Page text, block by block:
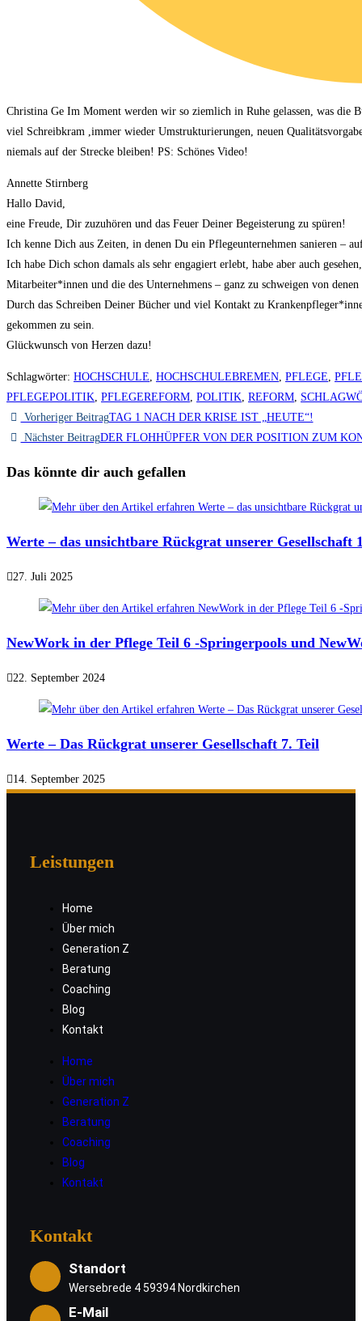
Christina Ge Im Moment werden wir so ziemlich in Ruhe gelassen, was die
viel Schreibkram ,immer wieder Umstrukturierungen, neuen
niemals auf der Strecke bleiben! PS: Schönes Video!
Annette Stirnberg
Hallo David,
eine Freude, Dir zuzuhören und das Feuer Deiner Begeisterung zu spüren!
Ich kenne Dich aus Zeiten, in denen Du ein Pflegeunternehmen sanieren –
Ich habe Dich schon damals als sehr engagiert erlebt, habe aber auch
Mitarbeiter*innen und die des Unternehmens – ganz zu schweigen von
Durch das Schreiben Deiner Bücher und viel Kontakt zu
gekommen zu sein.
Glückwunsch von Herzen dazu!
Schlagwörter: HOCHSCHULE, HOCHSCHULEBREMEN, PFLEGE,
PFLEGEPOLITIK, PFLEGEREFORM, POLITIK, REFORM,
Vorheriger BeitragTAG 1 NACH DER KRISE IST „HEUTE“!
Nächster BeitragDER FLOHHÜPFER VON DER POSITION ZUM
Das könnte dir auch gefallen
Werte – das unsichtbare Rückgrat unserer Gesellschaft
27. Juli 2025
NewWork in der Pflege Teil 6 -Springerpools und
22. September 2024
Werte – Das Rückgrat unserer Gesellschaft 7. Teil
14. September 2025
Leistungen
Home
Über mich
Generation Z
Beratung
Coaching
Blog
Kontakt
Home
Über mich
Generation Z
Beratung
Coaching
Blog
Kontakt
Kontakt
Standort
Wersebrede 4 59394 Nordkirchen
E-Mail